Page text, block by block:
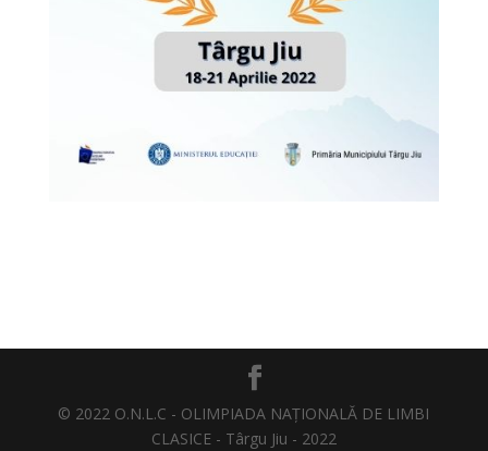
© 2022 O.N.L.C - OLIMPIADA NAȚIONALĂ DE LIMBI
CLASICE - Târgu Jiu - 2022